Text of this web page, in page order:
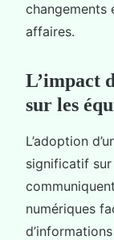
changements
affaires.
L’impact
sur les
L’adoption
significatif
numériques